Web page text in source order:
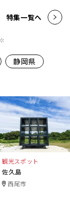
特集一覧へ
静岡県
観光スポット
佐久島
西尾市